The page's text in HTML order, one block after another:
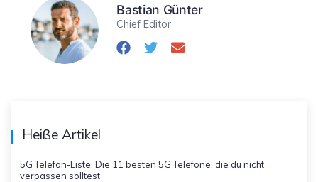
Bastian Günter
Chief Editor
Heiße Artikel
5G Telefon-Liste: Die 11 besten 5G Telefone, die du nicht
verpassen solltest